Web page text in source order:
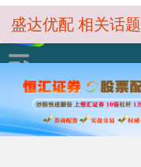
盛达优配 相关话题